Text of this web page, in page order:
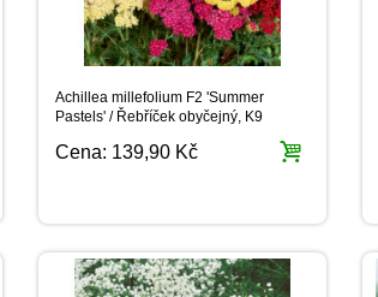
Achillea millefolium F2 'Summer
Pastels' / Řebříček obyčejný, K9
Cena: 139,90 Kč